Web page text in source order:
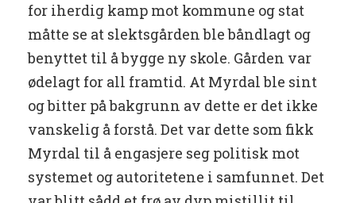
for iherdig kamp mot kommune og stat
måtte se at slektsgården ble båndlagt og
benyttet til å bygge ny skole. Gården var
ødelagt for all framtid. At Myrdal ble sint
og bitter på bakgrunn av dette er det ikke
vanskelig å forstå. Det var dette som fikk
Myrdal til å engasjere seg politisk mot
systemet og autoritetene i samfunnet. Det